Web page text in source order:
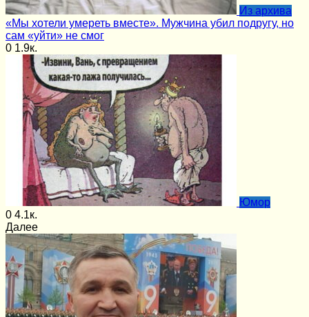
Из архива
«Мы хотели умереть вместе». Мужчина убил подругу, но
сам «уйти» не смог
0 1.9к.
Юмор
0 4.1к.
Далее